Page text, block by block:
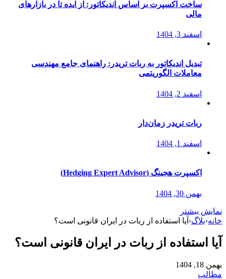
ساخت اکسپرت بر اساس اندیکاتور: از ایده تا در بازارهای
مالی
اسفند 3, 1404
تبدیل اندیکاتور به ربات تریدر: راهنمای جامع مهندسی
معاملات الگوریتمی
اسفند 2, 1404
ربات تریدر زمان‌دار
اسفند 1, 1404
اکسپرت هجینگ (Hedging Expert Advisor)
بهمن 30, 1404
نمایش بیشتر
خانه›بلاگ› آیا استفاده از ربات در ایران قانونی است؟
آیا استفاده از ربات در ایران قانونی است؟
بهمن 18, 1404
مطالب